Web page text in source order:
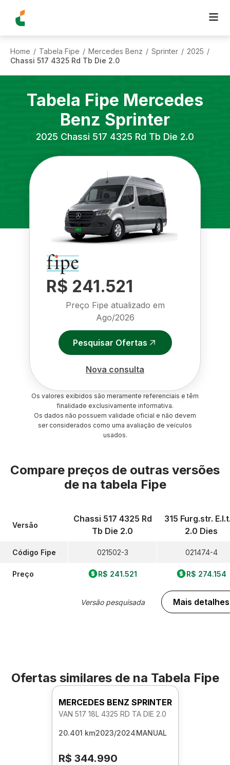
Home / Tabela Fipe / Mercedes Benz / Sprinter / 2025 /
Chassi 517 4325 Rd Tb Die 2.0
Tabela Fipe Mercedes
Benz Sprinter
2025 Chassi 517 4325 Rd Tb Die 2.0
R$ 241.521
Preço Fipe atualizado em
Ago/2026
Pesquisar Ofertas
Nova consulta
Os valores exibidos são meramente referenciais e têm
finalidade exclusivamente informativa.
Os dados não possuem validade oficial e não devem
ser considerados como uma avaliação de veículos
usados.
Compare preços de outras versões
de na tabela Fipe
Versão
Código Fipe
Preço
Chassi 517 4325 Rd
Tb Die 2.0
021502-3
R$ 241.521
Versão pesquisada
315 Furg.str.
2.0 Dies
021474-4
R$ 274.154
Mais detalhes
Ofertas similares de na Tabela Fipe
MERCEDES BENZ SPRINTER
VAN 517 18L 4325 RD TA DIE 2.0
20.401 km2023/2024MANUAL
R$ 344.990